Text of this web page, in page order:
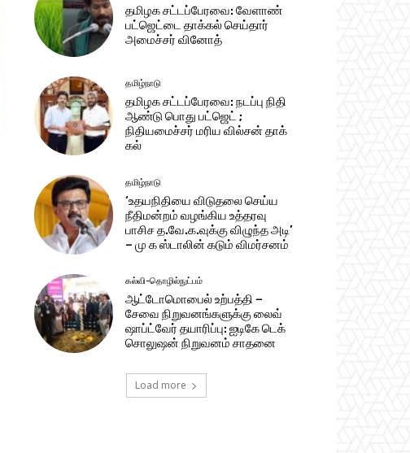
தமிழக சட்​டப்​பேர​வை: வேளாண்
பட்​ஜெட்டை தாக்கல் செய்தார்
அமைச்சர் வினோத்
தமிழ்நாடு
தமிழக சட்டப்பேரவை: நடப்பு நிதி
ஆண்​டு பொது பட்ஜெட் ;
நிதியமைச்சர் மரிய வில்சன் தாக்​
கல்
தமிழ்நாடு
‘உதயநிதியை விடுதலை செய்ய
நீதிமன்றம் வழங்கிய உத்தரவு
பாசிச த.வே.க.வுக்கு விழுந்த அடி’
– மு க ஸ்டாலின் கடும் விமர்சனம்
கல்வி-தொழில்நுட்பம்
ஆட்டோமொபைல் உற்பத்தி –
சேவை நிறுவனங்களுக்கு லைவ்
ஷாப்ட்வேர் தயாரிப்பு: ஐடிகே டெக்
சொலுஷன் நிறுவனம் சாதனை
Load more